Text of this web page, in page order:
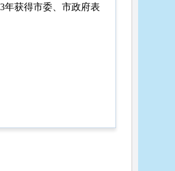
年获得市委、市政府表